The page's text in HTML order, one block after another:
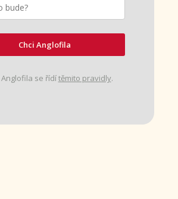
Chci Anglofila
se řídítěmito pravidly.